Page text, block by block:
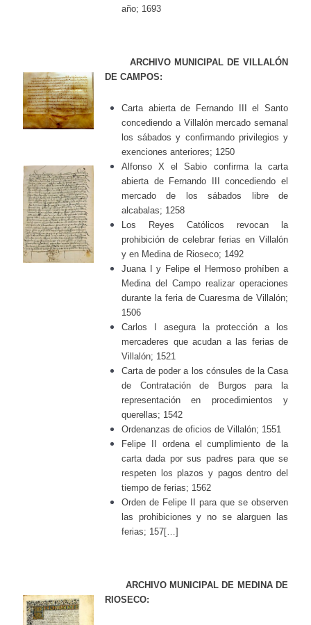
año; 1693
ARCHIVO MUNICIPAL DE VILLALÓN
DE CAMPOS:
Carta abierta de Fernando III el Santo
concediendo a Villalón mercado semanal
los sábados y confirmando privilegios y
exenciones anteriores; 1250
Alfonso X el Sabio confirma la carta
abierta de Fernando III concediendo el
mercado de los sábados libre de
alcabalas; 1258
Los Reyes Católicos revocan la
prohibición de celebrar ferias en Villalón
y en Medina de Rioseco; 1492
Juana I y Felipe el Hermoso prohíben a
Medina del Campo realizar operaciones
durante la feria de Cuaresma de Villalón;
1506
Carlos I asegura la protección a los
mercaderes que acudan a las ferias de
Villalón; 1521
Carta de poder a los cónsules de la Casa
de Contratación de Burgos para la
representación en procedimientos y
querellas; 1542
Ordenanzas de oficios de Villalón; 1551
Felipe II ordena el cumplimiento de la
carta dada por sus padres para que se
respeten los plazos y pagos dentro del
tiempo de ferias; 1562
Orden de Felipe II para que se observen
las prohibiciones y no se alarguen las
ferias; 157[…]
ARCHIVO MUNICIPAL DE MEDINA DE
RIOSECO: